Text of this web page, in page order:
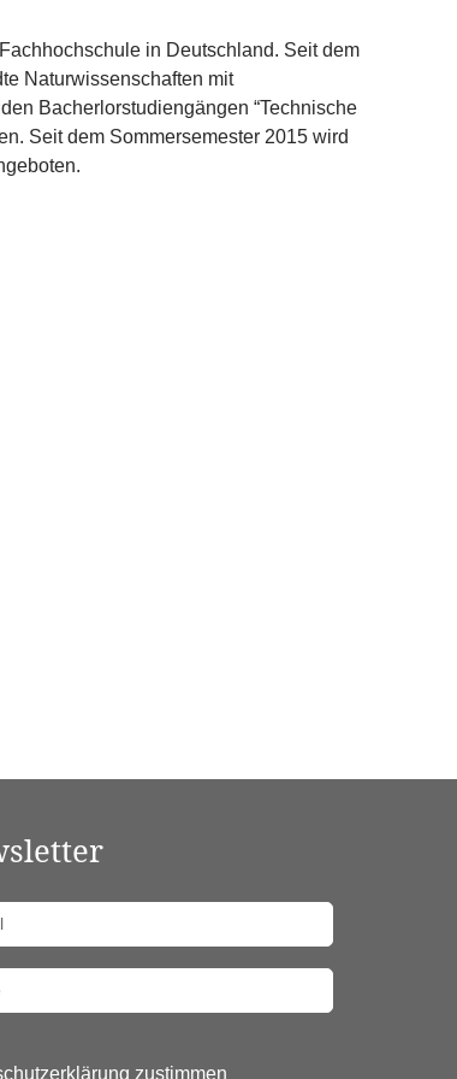
in Deutschland. Seit dem
Naturwissenschaften mit
Bacherlorstudiengängen “Technische
Seit dem Sommersemester 2015 wird
zustimmen